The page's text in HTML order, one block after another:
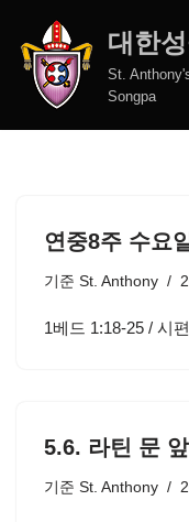
콘
대한
St.
Songpa
연중8주 수요
기준 St. Anthony
1베드 1:18-25 / 시
5.6. 라틴 문
기준 St. Anthony